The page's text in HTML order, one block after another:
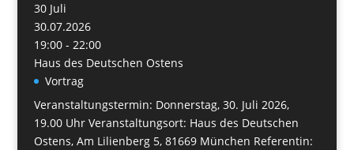
30 Juli
30.07.2026
19:00 - 22:00
Haus des Deutschen Ostens
Vortrag
Veranstaltungstermin: Donnerstag, 30. Juli 2026,
19.00 Uhr Veranstaltungsort: Haus des Deutschen
Ostens, Am Lilienberg 5, 81669 München Referentin: